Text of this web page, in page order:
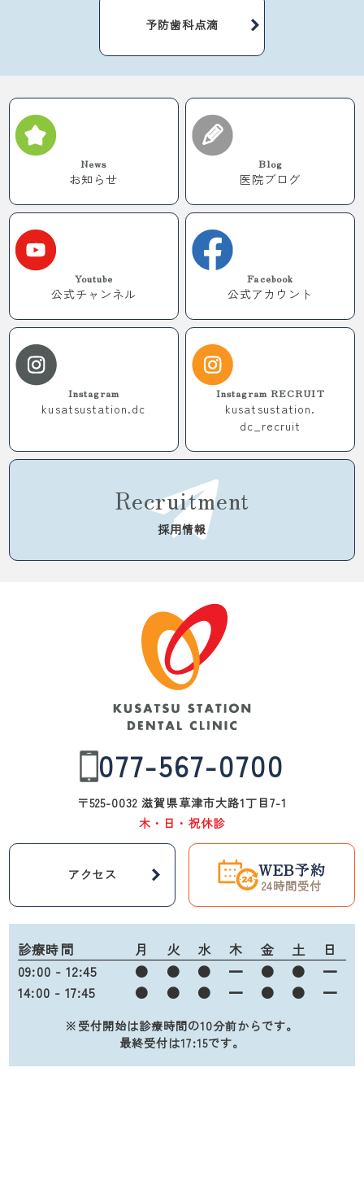
予防歯科点滴
News
お知らせ
Blog
医院ブログ
Youtube
公式チャンネル
Facebook
公式アカウント
Instagram
kusatsustation.dc
Instagram RECRUIT
kusatsustation.
dc_recruit
Recruitment
採用情報
077-567-0700
〒525-0032 滋賀県草津市大路1丁目7-1
木・日・祝休診
アクセス WEB予約
24時間受付
診療時間 月 火 水 木 金 土
日
09:00 - 12:45
● ● ● ━ ● ●
━
14:00 - 17:45
● ● ● ━ ● ● ━
※受付開始は診療時間の10分前からです。
最終受付は17:15です。